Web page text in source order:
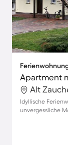
Apartment
Idyllische
unvergessliche